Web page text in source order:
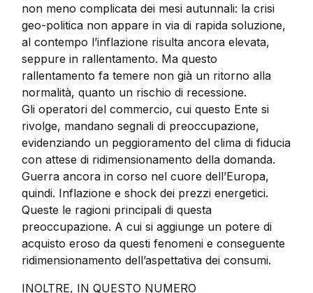
non meno complicata dei mesi autunnali: la crisi
geo-politica non appare in via di rapida soluzione,
al contempo l’inflazione risulta ancora elevata,
seppure in rallentamento. Ma questo
rallentamento fa temere non già un ritorno alla
normalità, quanto un rischio di recessione.
Gli operatori del commercio, cui questo Ente si
rivolge, mandano segnali di preoccupazione,
evidenziando un peggioramento del clima di fiducia
con attese di ridimensionamento della domanda.
Guerra ancora in corso nel cuore dell’Europa,
quindi. Inflazione e shock dei prezzi energetici.
Queste le ragioni principali di questa
preoccupazione. A cui si aggiunge un potere di
acquisto eroso da questi fenomeni e conseguente
ridimensionamento dell’aspettativa dei consumi.
INOLTRE, IN QUESTO NUMERO